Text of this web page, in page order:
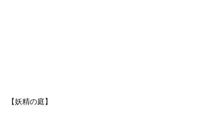
【妖精の庭】